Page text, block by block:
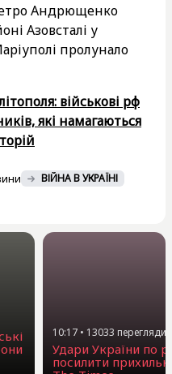
Андрющенко
Азовсталі у
пролунало
військові рф
які намагаються
ВІЙНА В УКРАЇНІ
10:17 • 13033 перегляди
Удари України по
посилити